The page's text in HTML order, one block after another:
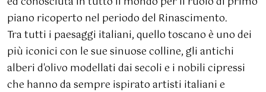
piano ricoperto nel periodo del Rinascimento.
Tra tutti i paesaggi italiani, quello toscano è uno dei
più iconici con le sue sinuose colline, gli antichi
alberi d'olivo modellati dai secoli e i nobili cipressi
che hanno da sempre ispirato artisti italiani e